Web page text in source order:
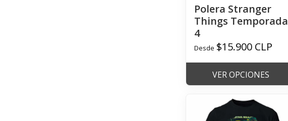
Polera Stranger
Things Temporada
4
Desde $15.900 CLP
VER OPCIONES